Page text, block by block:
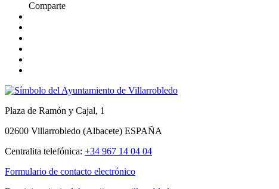
Comparte
Plaza de Ramón y Cajal, 1
02600 Villarrobledo (Albacete) ESPAÑA
Centralita telefónica: +34 967 14 04 04
Formulario de contacto electrónico